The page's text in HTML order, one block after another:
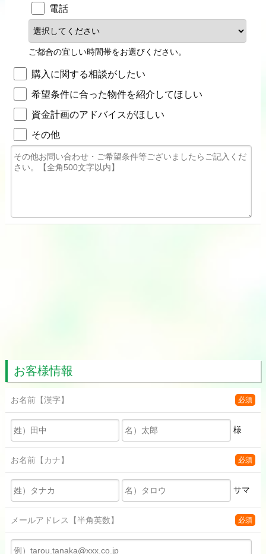
電話
ご都合の宜しい時間帯をお選びください。
購入に関する相談がしたい
希望条件に合った物件を紹介してほしい
資金計画のアドバイスがほしい
その他
お客様情報
必須
お名前【漢字】
様
必須
お名前【カナ】
サマ
必須
メールアドレス 【半角英数】